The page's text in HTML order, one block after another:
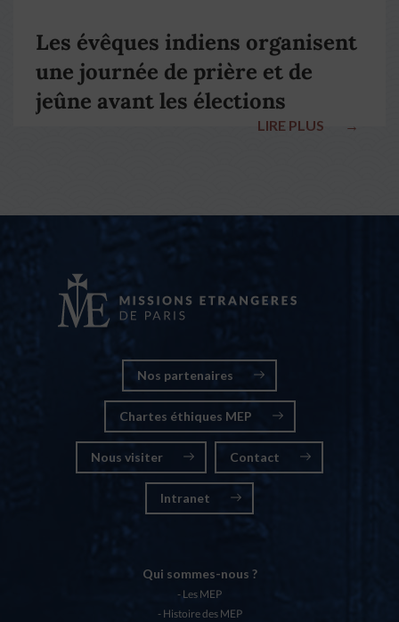
Les évêques indiens organisent
une journée de prière et de
jeûne avant les élections
LIRE PLUS →
Nos partenaires
Chartes éthiques MEP
Nous visiter Contact
Intranet
Qui sommes-nous ?
Les MEP
Histoire des MEP